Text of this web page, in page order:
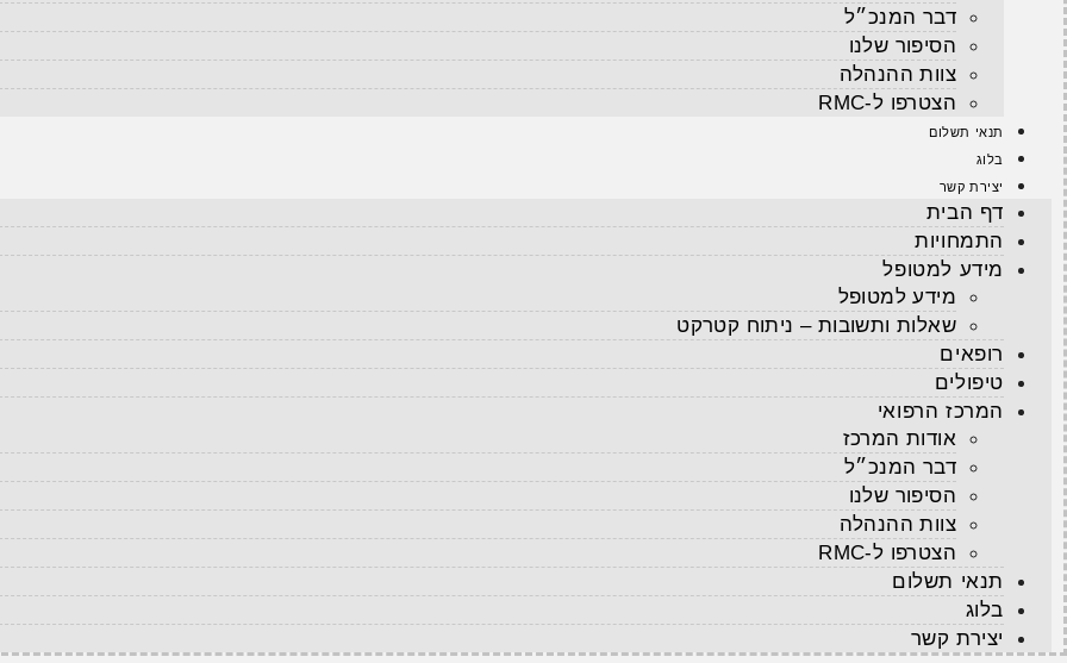
דבר המנכ״ל
הסיפור שלנו
צוות ההנהלה
הצטרפו ל-RMC
תנאי תשלום
בלוג
יצירת קשר
דף הבית
התמחויות
מידע למטופל
מידע למטופל
שאלות ותשובות – ניתוח קטרקט
רופאים
טיפולים
המרכז הרפואי
אודות המרכז
דבר המנכ״ל
הסיפור שלנו
צוות ההנהלה
הצטרפו ל-RMC
תנאי תשלום
בלוג
יצירת קשר